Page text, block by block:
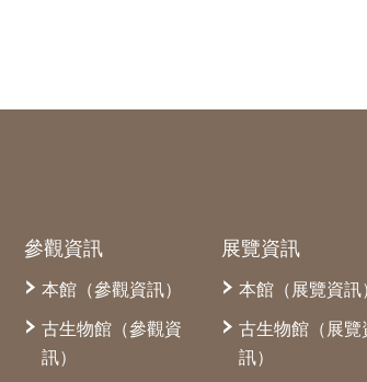
參觀資訊
本館（參觀資訊）
古生物館（參觀資
訊）
展覽資訊
本館（展覽資訊
古生物館（展覽
訊）